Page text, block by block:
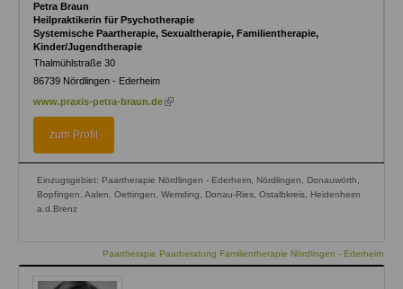
Petra Braun
Heilpraktikerin für Psychotherapie
Systemische Paartherapie, Sexualtherapie, Familientherapie,
Kinder/Jugendtherapie
Thalmühlstraße 30
86739 Nördlingen - Ederheim
www.praxis-petra-braun.de (link
zum Profil
Einzugsgebiet: Paartherapie Nördlingen - Ederheim, Nördlingen, Donauwörth,
Bopfingen, Aalen, Oettingen, Wemding, Donau-Ries, Ostalbkreis, Heidenheim
a.d.Brenz
Paartherapie Paarberatung Familientherapie Nördlingen - Ederheim